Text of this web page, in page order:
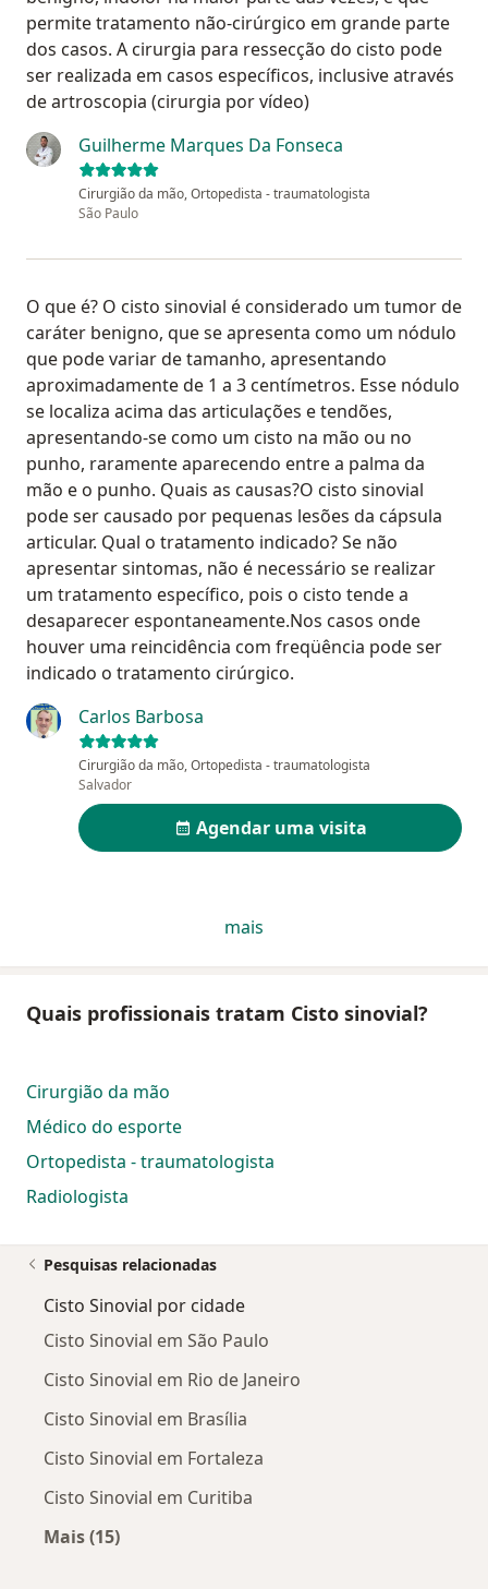
permite tratamento não-cirúrgico em grande parte
dos casos. A cirurgia para ressecção do cisto pode
ser realizada em casos específicos, inclusive através
de artroscopia (cirurgia por vídeo)
Guilherme Marques Da Fonseca
Cirurgião da mão, Ortopedista - traumatologista
São Paulo
O que é? O cisto sinovial é considerado um tumor de
caráter benigno, que se apresenta como um nódulo
que pode variar de tamanho, apresentando
aproximadamente de 1 a 3 centímetros. Esse nódulo
se localiza acima das articulações e tendões,
apresentando-se como um cisto na mão ou no
punho, raramente aparecendo entre a palma da
mão e o punho. Quais as causas?O cisto sinovial
pode ser causado por pequenas lesões da cápsula
articular. Qual o tratamento indicado? Se não
apresentar sintomas, não é necessário se realizar
um tratamento específico, pois o cisto tende a
desaparecer espontaneamente.Nos casos onde
houver uma reincidência com freqüência pode ser
indicado o tratamento cirúrgico.
Carlos Barbosa
Cirurgião da mão, Ortopedista - traumatologista
Salvador
Agendar uma visita
mais
Quais profissionais tratam Cisto sinovial?
Cirurgião da mão
Médico do esporte
Ortopedista - traumatologista
Radiologista
Pesquisas relacionadas
Cisto Sinovial por cidade
Cisto Sinovial em São Paulo
Cisto Sinovial em Rio de Janeiro
Cisto Sinovial em Brasília
Cisto Sinovial em Fortaleza
Cisto Sinovial em Curitiba
Mais (15)